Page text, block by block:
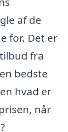
af de
for. Det er
fra
bedste
hvad er
når